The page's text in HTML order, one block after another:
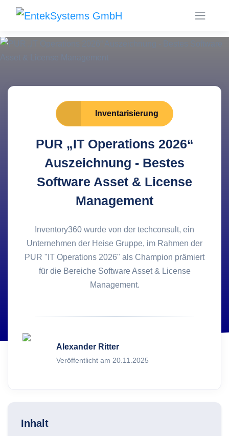
Inventarisierung
PUR „IT Operations 2026“
Auszeichnung - Bestes
Software Asset & License
Management
Inventory360 wurde von der techconsult, ein
Unternehmen der Heise Gruppe, im Rahmen der
PUR "IT Operations 2026" als Champion prämiert
für die Bereiche Software Asset & License
Management.
Alexander Ritter
Veröffentlicht am 20.11.2025
Inhalt